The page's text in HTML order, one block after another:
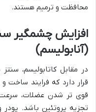
محافظت و ترمیم هستند.
افزایش چشمگیر
(آنابولیسم)
قرار دارد که فرایند ساخت
قوی تر شدن عضلات، سرعت
تجزیه پروتئین باشد. پودر